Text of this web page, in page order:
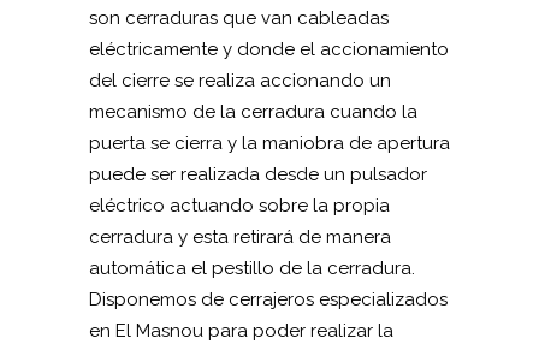
son cerraduras que van cableadas
eléctricamente y donde el accionamiento
del cierre se realiza accionando un
mecanismo de la cerradura cuando la
puerta se cierra y la maniobra de apertura
puede ser realizada desde un pulsador
eléctrico actuando sobre la propia
cerradura y esta retirará de manera
automática el pestillo de la cerradura.
Disponemos de cerrajeros especializados
en El Masnou para poder realizar la